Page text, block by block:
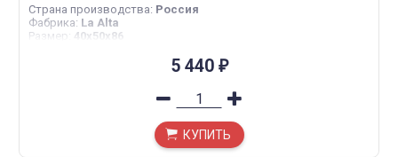
Страна производства: Россия
Фабрика: La Alta
Размер : 40х50х86
5 440 ₽
КУПИТЬ